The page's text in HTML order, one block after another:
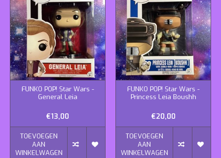
FUNKO POP! Star Wars -
General Leia
€13,00
TOEVOEGEN
AAN
WINKELWAGEN
FUNKO POP! Star Wars -
Princess Leia Boushh
€20,00
TOEVOEGEN
AAN
WINKELWAGEN